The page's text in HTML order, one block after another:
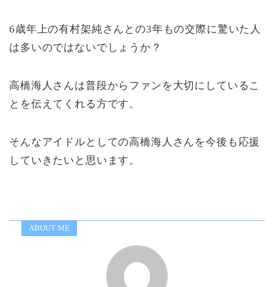
6歳年上の有村架純さんとの3年もの交際に驚いた人
は多いのではないでしょうか？
高橋海人さんは普段からファンを大切にしているこ
とを伝えてくれる方です。
そんなアイドルとしての高橋海人さんを今後も応援
していきたいと思います。
ABOUT ME